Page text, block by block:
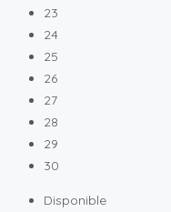
23
24
25
26
27
28
29
30
Disponible